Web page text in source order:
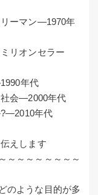
ーマン―1970年
リオンセラー
年代
会―2000年代
?―2010年代
えします
～～～～～～～～
のような目的が多